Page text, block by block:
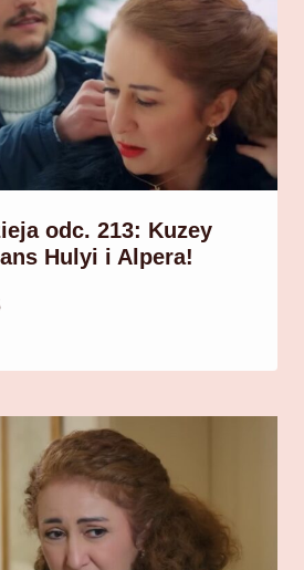
odc. 213: Kuzey
Hulyi i Alpera!